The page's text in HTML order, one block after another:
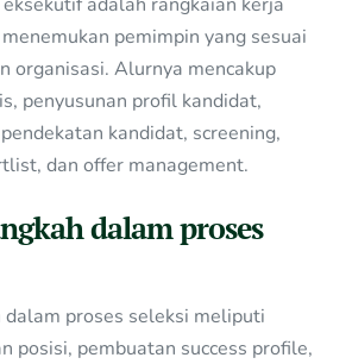
pemimpin yang sesuai
organisasi. Alurnya mencakup
penyusunan profil kandidat,
kandidat, screening,
dan offer management.
dalam proses
proses seleksi meliputi
posisi, pembuatan success profile,